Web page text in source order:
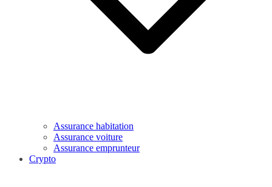
Assurance habitation
Assurance voiture
Assurance emprunteur
Crypto